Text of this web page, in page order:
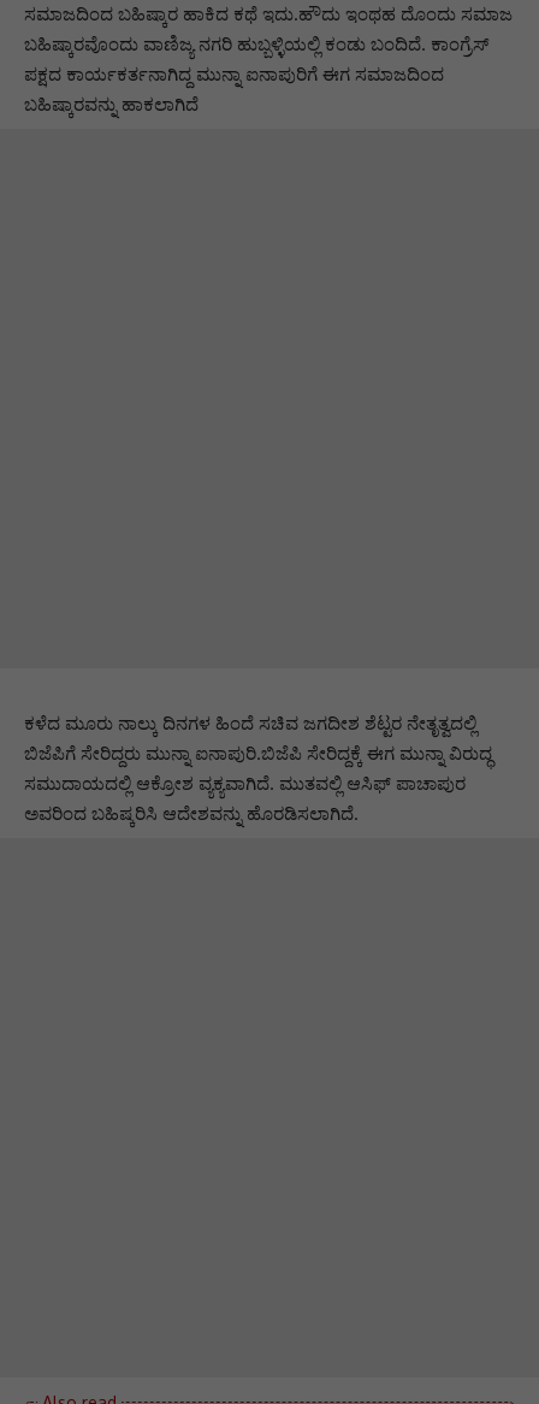
ಸಮಾಜದಿಂದ ಬಹಿಷ್ಕಾರ ಹಾಕಿದ ಕಥೆ ಇದು.ಹೌದು ಇಂಥಹ ದೊಂದು ಸಮಾಜ
ಬಹಿಷ್ಕಾರವೊಂದು ವಾಣಿಜ್ಯ ನಗರಿ ಹುಬ್ಬಳ್ಳಿಯಲ್ಲಿ ಕಂಡು ಬಂದಿದೆ. ಕಾಂಗ್ರೆಸ್
ಪಕ್ಷದ ಕಾರ್ಯಕರ್ತನಾಗಿದ್ದ ಮುನ್ನಾ ಐನಾಪುರಿಗೆ ಈಗ ಸಮಾಜದಿಂದ
ಬಹಿಷ್ಕಾರವನ್ನು ಹಾಕಲಾಗಿದೆ
ಕಳೆದ ಮೂರು ನಾಲ್ಕು ದಿನಗಳ ಹಿಂದೆ ಸಚಿವ ಜಗದೀಶ ಶೆಟ್ಟರ ನೇತೃತ್ವದಲ್ಲಿ
ಬಿಜೆಪಿಗೆ ಸೇರಿದ್ದರು ಮುನ್ನಾ ಐನಾಪುರಿ.ಬಿಜೆಪಿ ಸೇರಿದ್ದಕ್ಕೆ ಈಗ ಮುನ್ನಾ ವಿರುದ್ಧ
ಸಮುದಾಯದಲ್ಲಿ ಆಕ್ರೋಶ ವ್ಯಕ್ಯವಾಗಿದೆ. ಮುತವಲ್ಲಿ ಆಸಿಫ್ ಪಾಚಾಪುರ
ಅವರಿಂದ ಬಹಿಷ್ಕರಿಸಿ ಆದೇಶವನ್ನು ಹೊರಡಿಸಲಾಗಿದೆ.